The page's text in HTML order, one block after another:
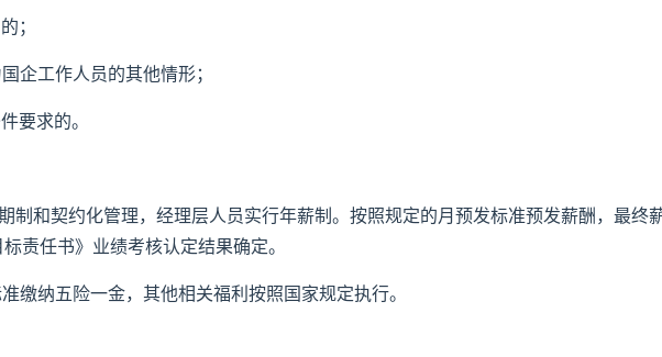
；
企工作人员的其他情形；
要求的。
制和契约化管理，经理层人员实行年薪制。按照规定的月预发标准预发薪酬，最终
责任书》业绩考核认定结果确定。
缴纳五险一金，其他相关福利按照国家规定执行。